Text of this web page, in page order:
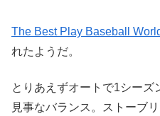
The Best Play Baseball
れたようだ。
とりあえずオートで1シー
見事なバランス。ストーブ